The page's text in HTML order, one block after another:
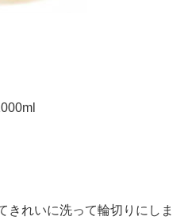
きれいに洗って輪切りにしま